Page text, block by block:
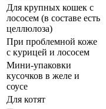
Для крупных кошек с
лососем (в составе есть
целлюлоза)
При проблемной коже
с курицей и лососем
Мини-упаковки
кусочков в желе и
соусе
Для котят